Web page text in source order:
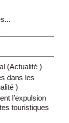
(Actualité)
dans les
)
l’expulsion
touristiques